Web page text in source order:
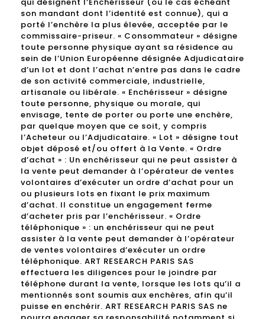
son mandant dont l’identité est connue), qui a
porté l’enchère la plus élevée, acceptée par le
commissaire-priseur. « Consommateur » désigne
toute personne physique ayant sa résidence au
sein de l’Union Européenne désignée Adjudicataire
d’un lot et dont l’achat n’entre pas dans le cadre
de son activité commerciale, industrielle,
artisanale ou libérale. « Enchérisseur » désigne
toute personne, physique ou morale, qui
envisage, tente de porter ou porte une enchère,
par quelque moyen que ce soit, y compris
l’Acheteur ou l’Adjudicataire. « Lot » désigne tout
objet déposé et/ou offert à la Vente. « Ordre
d’achat » : Un enchérisseur qui ne peut assister à
la vente peut demander à l’opérateur de ventes
volontaires d’exécuter un ordre d’achat pour un
ou plusieurs lots en fixant le prix maximum
d’achat. Il constitue un engagement ferme
d’acheter pris par l’enchérisseur. « Ordre
téléphonique » : un enchérisseur qui ne peut
assister à la vente peut demander à l’opérateur
de ventes volontaires d’exécuter un ordre
téléphonique. ART RESEARCH PARIS SAS
effectuera les diligences pour le joindre par
téléphone durant la vente, lorsque les lots qu’il a
mentionnés sont soumis aux enchères, afin qu’il
puisse en enchérir. ART RESEARCH PARIS SAS ne